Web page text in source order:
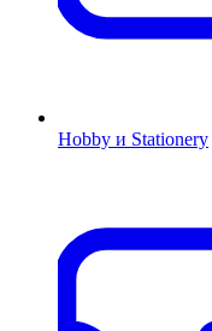
Hobby и Stationery